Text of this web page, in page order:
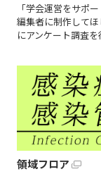
「学会運営をサポ
編集者に制作して
にアンケート調査
領域フロア